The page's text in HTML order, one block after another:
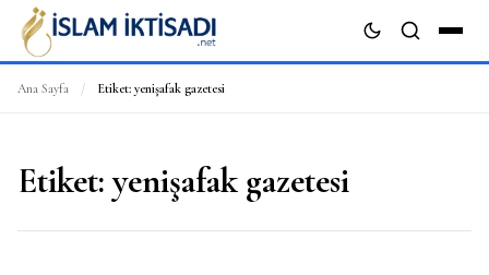
Ana Sayfa / Etiket: yenişafak gazetesi
Etiket:yenişafak gazetesi